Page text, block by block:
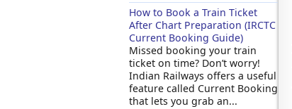
How to Book a Train Ticket
After Chart Preparation (IRCTC
Current Booking Guide)
Missed booking your train
ticket on time? Don’t worry!
Indian Railways offers a useful
feature called Current Booking
that lets you grab an...